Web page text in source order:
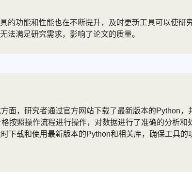
功能和性能也在不断提升，及时更新工具可以使研
法满足研究需求，影响了论文的质量。
面，研究者通过官方网站下载了最新版本的Python，
按照操作流程进行操作，对数据进行了准确的分析和
下载和使用最新版本的Python和相关库，确保工具